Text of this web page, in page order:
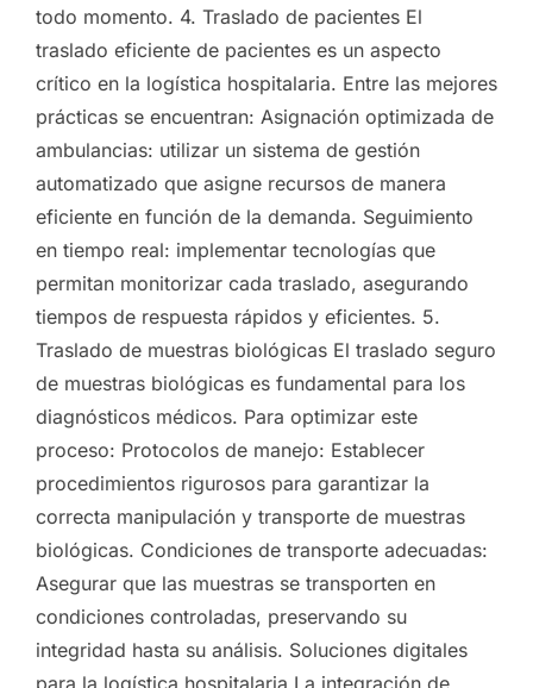
todo momento. 4. Traslado de pacientes El
traslado eficiente de pacientes es un aspecto
crítico en la logística hospitalaria. Entre las mejores
prácticas se encuentran: Asignación optimizada de
ambulancias: utilizar un sistema de gestión
automatizado que asigne recursos de manera
eficiente en función de la demanda. Seguimiento
en tiempo real: implementar tecnologías que
permitan monitorizar cada traslado, asegurando
tiempos de respuesta rápidos y eficientes. 5.
Traslado de muestras biológicas El traslado seguro
de muestras biológicas es fundamental para los
diagnósticos médicos. Para optimizar este
proceso: Protocolos de manejo: Establecer
procedimientos rigurosos para garantizar la
correcta manipulación y transporte de muestras
biológicas. Condiciones de transporte adecuadas:
Asegurar que las muestras se transporten en
condiciones controladas, preservando su
integridad hasta su análisis. Soluciones digitales